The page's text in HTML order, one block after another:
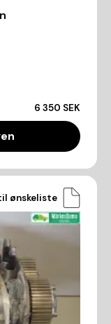
6 350 SEK
ønskeliste